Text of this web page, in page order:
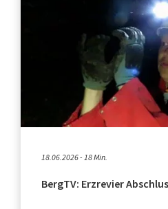
18.06.2026 - 18 Min.
BergTV: Erzrevier